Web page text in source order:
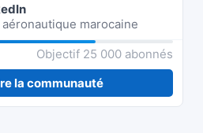
marocaine
Objectif 25 000 abonnés
la communauté